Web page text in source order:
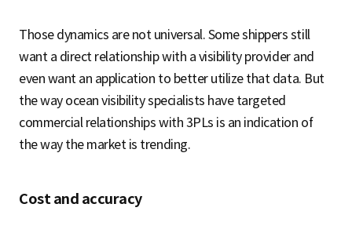
Those dynamics are not universal. Some shippers still
want a direct relationship with a visibility provider and
even want an application to better utilize that data. But
the way ocean visibility specialists have targeted
commercial relationships with 3PLs is an indication of
the way the market is trending.
Cost and accuracy